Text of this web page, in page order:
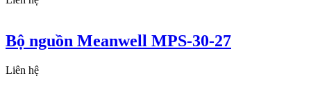
Bộ nguồn Meanwell MPS-30-27
Liên hệ